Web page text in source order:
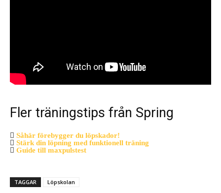
Fler träningstips från Spring
Såhär förebygger du löpskador!
Stärk din löpning med funktionell träning
Guide till maxpulstest
TAGGAR Löpskolan